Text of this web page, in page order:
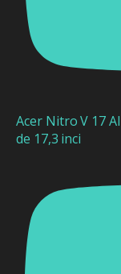
Acer Nitro V 17
de 17,3 inci